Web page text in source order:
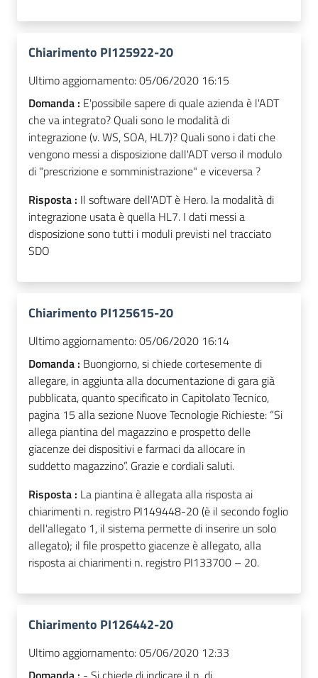
Chiarimento PI125922-20
Ultimo aggiornamento:05/06/2020 16:15
Domanda : E'possibile sapere di quale azienda è l'ADT
che va integrato? Quali sono le modalità di
integrazione (v. WS, SOA, HL7)? Quali sono i dati che
vengono messi a disposizione dall'ADT verso il modulo
di "prescrizione e somministrazione" e viceversa ?
Risposta : Il software dell'ADT è Hero. la modalità di
integrazione usata è quella HL7. I dati messi a
disposizione sono tutti i moduli previsti nel tracciato
SDO
Chiarimento PI125615-20
Ultimo aggiornamento:05/06/2020 16:14
Domanda : Buongiorno, si chiede cortesemente di
allegare, in aggiunta alla documentazione di gara già
pubblicata, quanto specificato in Capitolato Tecnico,
pagina 15 alla sezione Nuove Tecnologie Richieste: “Si
allega piantina del magazzino e prospetto delle
giacenze dei dispositivi e farmaci da allocare in
suddetto magazzino”. Grazie e cordiali saluti.
Risposta : La piantina è allegata alla risposta ai
chiarimenti n. registro PI149448-20 (è il secondo foglio
dell'allegato 1, il sistema permette di inserire un solo
allegato); il file prospetto giacenze è allegato, alla
risposta ai chiarimenti n. registro PI133700 – 20.
Chiarimento PI126442-20
Ultimo aggiornamento:05/06/2020 12:33